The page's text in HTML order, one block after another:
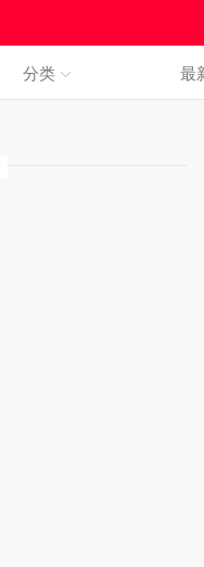
分类 最